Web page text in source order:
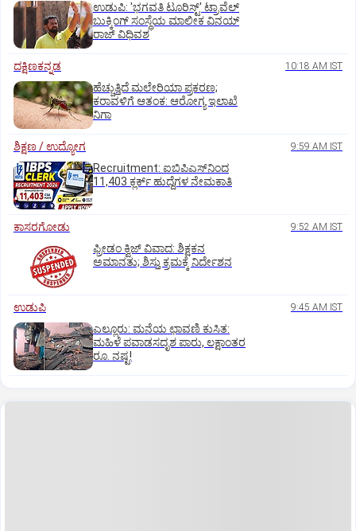
ಉಡುಪಿ: 'ಭಗವತಿ ಟೂರಿಸ್ಟ್' ಟ್ರಾವೆಲ್
ಬುಕ್ಕಿಂಗ್ ಸಂಸ್ಥೆಯ ಮಾಲೀಕ ವಿನಯ್
ರಾಜ್ ವಿಧಿವಶ
ದಕ್ಷಿಣಕನ್ನಡ 10:18 AM IST
ಹೆಚ್ಚುತ್ತಿದೆ ಮಲೇರಿಯಾ ಪ್ರಕರಣ;
ಕರಾವಳಿಗೆ ಆತಂಕ: ಆರೋಗ್ಯ ಇಲಾಖೆ
ನಿಗಾ
ಶಿಕ್ಷಣ / ಉದ್ಯೋಗ 9:59 AM IST
Recruitment: ಐಬಿಪಿಎಸ್‌ನಿಂದ
11,403 ಕ್ಲರ್ಕ್‌ ಹುದ್ದೆಗಳ ನೇಮಕಾತಿ
ಕಾಸರಗೋಡು 9:52 AM IST
ಫ್ರೀಡಂ ಕ್ವಿಜ್‌ ವಿವಾದ: ಶಿಕ್ಷಕನ
ಅಮಾನತು; ಶಿಸ್ತು ಕ್ರಮಕ್ಕೆ ನಿರ್ದೇಶನ
ಉಡುಪಿ 9:45 AM IST
ಎಲ್ಲೂರು: ಮನೆಯ ಛಾವಣಿ ಕುಸಿತ:
ಮಹಿಳೆ ಪವಾಡಸದೃಶ ಪಾರು, ಲಕ್ಷಾಂತರ
ರೂ. ನಷ್ಟ!